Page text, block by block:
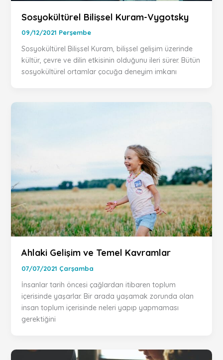
Sosyokültürel Bilişsel Kuram-Vygotsky
09/12/2021 Perşembe
Sosyokültürel Bilişsel Kuram, bilişsel gelişim üzerinde
kültür, çevre ve dilin etkisinin olduğunu ileri sürer. Bütün
sosyokültürel ortamlar çocuğa deneyim imkanı
Ahlaki Gelişim ve Temel Kavramlar
07/07/2021 Çarşamba
İnsanlar tarih öncesi çağlardan itibaren toplum
içerisinde yaşarlar. Bir arada yaşamak zorunda olan
insan toplum içerisinde neleri yapıp yapmaması
gerektiğini